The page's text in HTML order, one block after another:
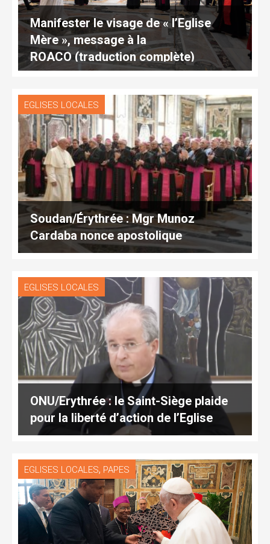
Manifester le visage de « l’Eglise
Mère », message à la
ROACO (traduction complète)
EGLISES LOCALES
Soudan/Érythrée : Mgr Munoz
Cardaba nonce apostolique
EGLISES LOCALES
ONU/Erythrée : le Saint-Siège plaide
pour la liberté d’action de l’Eglise
EGLISES LOCALES, PAPES